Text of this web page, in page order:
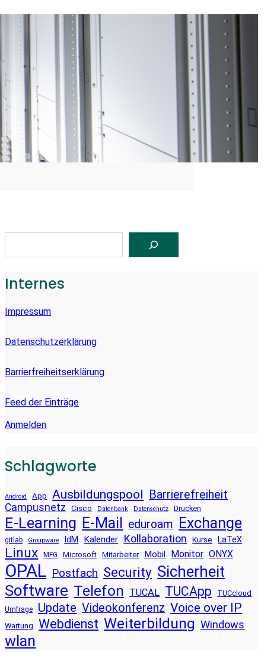
C
Internes
Impressum
Datenschutzerklärung
Barrierfreiheitserklärung
Feed der Einträge
Anmelden
Schlagworte
Android App Ausbildungspool Barrierefreiheit
Campusnetz Cisco Datenbank Datenschutz Drucken
E-Learning E-Mail eduroam Exchange
gitlab Groupware IdM Kalender Kollaboration Kurse LaTeX
Linux MFG Microsoft Mitarbeiter Mobil Monitor ONYX
OPAL Postfach Security Sicherheit
Software Telefon TUCAL TUCApp TUCcloud
Umfrage Update Videokonferenz Voice over IP
Wartung Webdienst Weiterbildung Windows
wlan